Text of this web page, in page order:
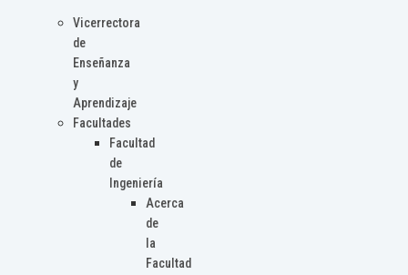
Vicerrectora
de
Enseñanza
y
Aprendizaje
Facultades
Facultad
de
Ingeniería
Acerca
de
la
Facultad